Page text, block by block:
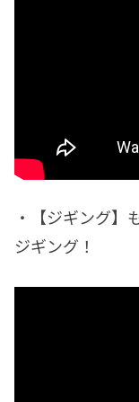
・【ジギング】
ジギング！